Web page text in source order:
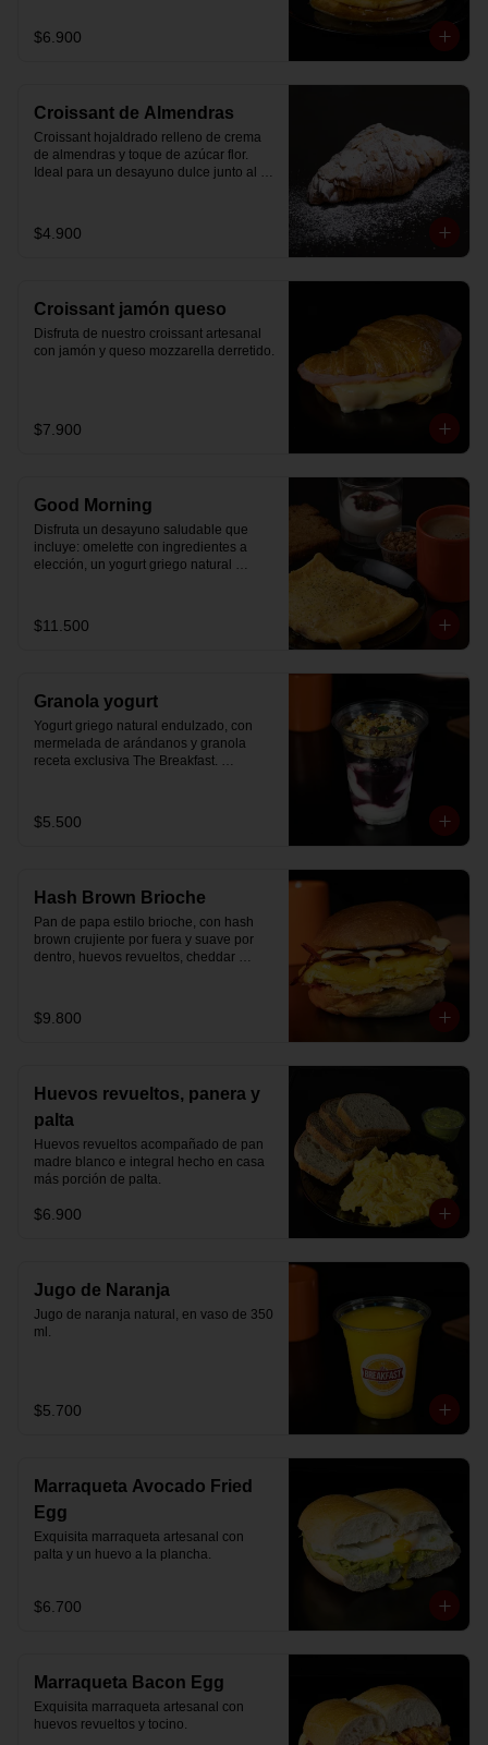
$6.900
Croissant de Almendras
Croissant hojaldrado relleno de crema
de almendras y toque de azúcar flor.
Ideal para un desayuno dulce junto al
$4.900
Croissant jamón queso
Disfruta de nuestro croissant artesanal
con jamón y queso mozzarella derretido.
$7.900
Good Morning
Disfruta un desayuno saludable que
incluye: omelette con ingredientes a
elección, un yogurt griego natural
Breakfast y granola (endulzada con
miel), más un café o té a elección y un
$11.500
Granola yogurt
Yogurt griego natural endulzado, con
mermelada de arándanos y granola
receta exclusiva The Breakfast.
$5.500
Hash Brown Brioche
Pan de papa estilo brioche, con hash
brown crujiente por fuera y suave por
dentro, huevos revueltos, cheddar
partir el día en modo desayuno buffet.
$9.800
Huevos revueltos, panera y
palta
Huevos revueltos acompañado de pan
madre blanco e integral hecho en casa
más porción de palta.
$6.900
Jugo de Naranja
Jugo de naranja natural, en vaso de 350
ml.
$5.700
Marraqueta Avocado Fried
Egg
Exquisita marraqueta artesanal con
palta y un huevo a la plancha.
$6.700
Marraqueta Bacon Egg
Exquisita marraqueta artesanal con
huevos revueltos y tocino.